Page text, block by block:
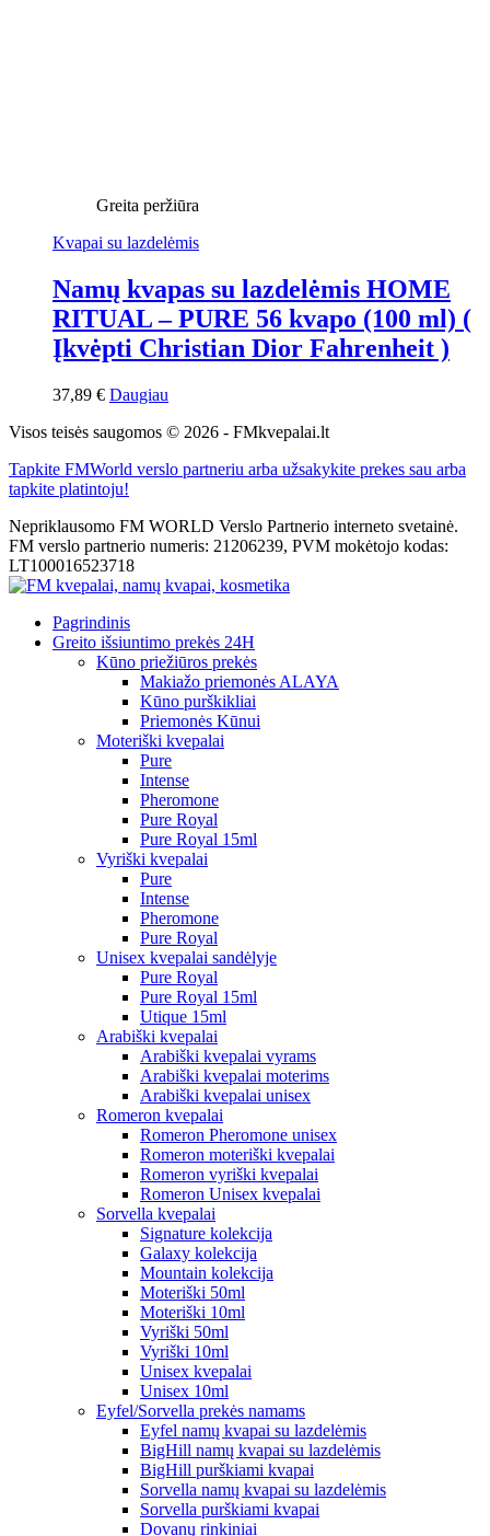
Greita peržiūra
Kvapai su lazdelėmis
Namų kvapas su lazdelėmis HOME
RITUAL – PURE 56 kvapo (100 ml) (
Įkvėpti Christian Dior Fahrenheit )
37,89 € Daugiau
Visos teisės saugomos © 2026 - FMkvepalai.lt
Tapkite FMWorld verslo partneriu arba užsakykite prekes sau arba
tapkite platintoju!
Nepriklausomo FM WORLD Verslo Partnerio interneto svetainė.
FM verslo partnerio numeris: 21206239, PVM mokėtojo kodas:
LT100016523718
Pagrindinis
Greito išsiuntimo prekės 24H
Kūno priežiūros prekės
Makiažo priemonės ALAYA
Kūno purškikliai
Priemonės Kūnui
Moteriški kvepalai
Pure
Intense
Pheromone
Pure Royal
Pure Royal 15ml
Vyriški kvepalai
Pure
Intense
Pheromone
Pure Royal
Unisex kvepalai sandėlyje
Pure Royal
Pure Royal 15ml
Utique 15ml
Arabiški kvepalai
Arabiški kvepalai vyrams
Arabiški kvepalai moterims
Arabiški kvepalai unisex
Romeron kvepalai
Romeron Pheromone unisex
Romeron moteriški kvepalai
Romeron vyriški kvepalai
Romeron Unisex kvepalai
Sorvella kvepalai
Signature kolekcija
Galaxy kolekcija
Mountain kolekcija
Moteriški 50ml
Moteriški 10ml
Vyriški 50ml
Vyriški 10ml
Unisex kvepalai
Unisex 10ml
Eyfel/Sorvella prekės namams
Eyfel namų kvapai su lazdelėmis
BigHill namų kvapai su lazdelėmis
BigHill purškiami kvapai
Sorvella namų kvapai su lazdelėmis
Sorvella purškiami kvapai
Dovanų rinkiniai